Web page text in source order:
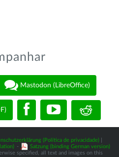
Mastodon (LibreOffice)
(Política de privacidade)
-
Satzung (binding German version)
specified, all text and images on this